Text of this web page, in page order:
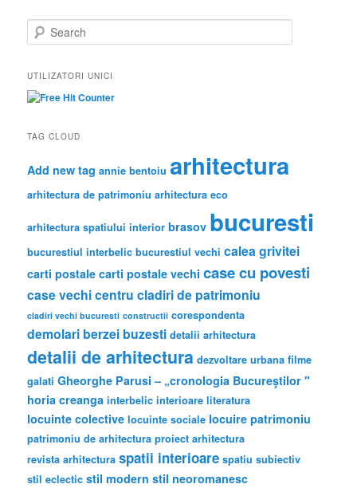
e
r
c
h
UTILIZATORI UNICI
TAG CLOUD
Add new tag annie bentoiu arhitectura
arhitectura de patrimoniu arhitectura eco
arhitectura spatiului interior brasov bucuresti
bucurestiul interbelic bucurestiul vechi calea grivitei
carti postale carti postale vechi case cu povesti
case vechicentru cladiri de patrimoniu
cladiri vechi bucuresti constructii corespondenta
demolari berzei buzesti detalii arhitectura
detalii de arhitectura dezvoltare urbana filme
galati Gheorghe Parusi – „cronologia Bucureştilor "
horia creanga interbelic interioare literatura
locuinte colective locuinte sociale locuire patrimoniu
patrimoniu de arhitectura proiect arhitectura
revista arhitectura spatii interioare spatiu subiectiv
stil eclectic stil modern stil neoromanesc